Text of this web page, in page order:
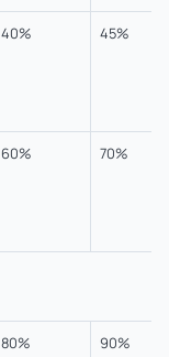
40% 45%
60% 70%
80% 90%